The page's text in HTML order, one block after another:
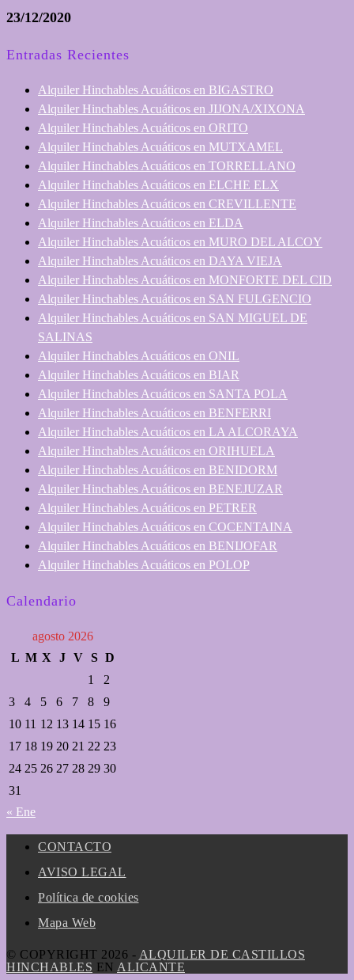
23/12/2020
Entradas Recientes
Alquiler Hinchables Acuáticos en BIGASTRO
Alquiler Hinchables Acuáticos en JIJONA/XIXONA
Alquiler Hinchables Acuáticos en ORITO
Alquiler Hinchables Acuáticos en MUTXAMEL
Alquiler Hinchables Acuáticos en TORRELLANO
Alquiler Hinchables Acuáticos en ELCHE ELX
Alquiler Hinchables Acuáticos en CREVILLENTE
Alquiler Hinchables Acuáticos en ELDA
Alquiler Hinchables Acuáticos en MURO DEL ALCOY
Alquiler Hinchables Acuáticos en DAYA VIEJA
Alquiler Hinchables Acuáticos en MONFORTE DEL CID
Alquiler Hinchables Acuáticos en SAN FULGENCIO
Alquiler Hinchables Acuáticos en SAN MIGUEL DE
SALINAS
Alquiler Hinchables Acuáticos en ONIL
Alquiler Hinchables Acuáticos en BIAR
Alquiler Hinchables Acuáticos en SANTA POLA
Alquiler Hinchables Acuáticos en BENFERRI
Alquiler Hinchables Acuáticos en LA ALCORAYA
Alquiler Hinchables Acuáticos en ORIHUELA
Alquiler Hinchables Acuáticos en BENIDORM
Alquiler Hinchables Acuáticos en BENEJUZAR
Alquiler Hinchables Acuáticos en PETRER
Alquiler Hinchables Acuáticos en COCENTAINA
Alquiler Hinchables Acuáticos en BENIJOFAR
Alquiler Hinchables Acuáticos en POLOP
Calendario
agosto 2026
L M X J V S D
1
2
3
4 5 6 7 8
9
10 11 12 13 14 15 16
17 18 19 20 21 22 23
24 25 26 27 28 29 30
31
« Ene
CONTACTO
AVISO LEGAL
Política de cookies
Mapa Web
© COPYRIGHT 2026 - ALQUILER DE CASTILLOS
HINCHABLES EN ALICANTE